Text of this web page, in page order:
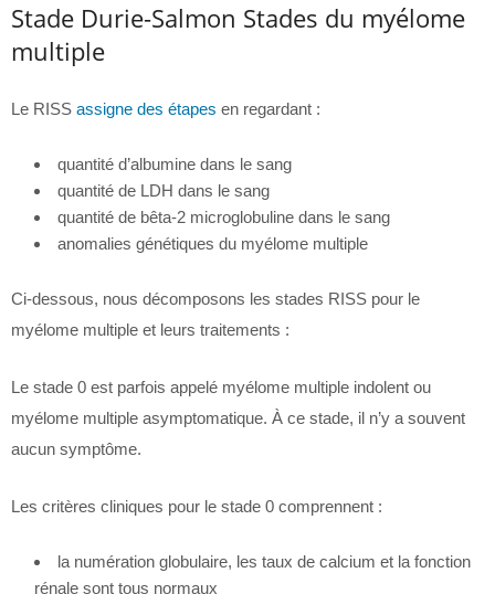
Stade Durie-Salmon Stades du myélome
multiple
Le RISS assigne des étapes en regardant :
quantité d’albumine dans le sang
quantité de LDH dans le sang
quantité de bêta-2 microglobuline dans le sang
anomalies génétiques du myélome multiple
Ci-dessous, nous décomposons les stades RISS pour le
myélome multiple et leurs traitements :
Le stade 0 est parfois appelé myélome multiple indolent ou
myélome multiple asymptomatique. À ce stade, il n’y a souvent
aucun symptôme.
Les critères cliniques pour le stade 0 comprennent :
la numération globulaire, les taux de calcium et la fonction
rénale sont tous normaux